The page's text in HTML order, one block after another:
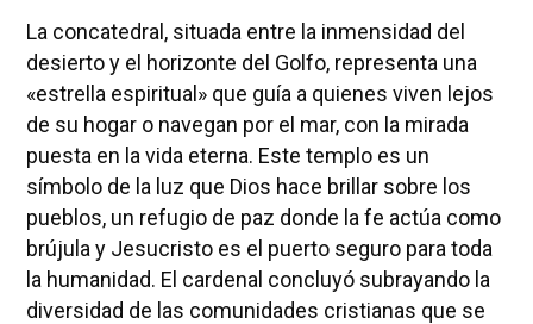
La concatedral, situada entre la inmensidad del
desierto y el horizonte del Golfo, representa una
«estrella espiritual» que guía a quienes viven lejos
de su hogar o navegan por el mar, con la mirada
puesta en la vida eterna. Este templo es un
símbolo de la luz que Dios hace brillar sobre los
pueblos, un refugio de paz donde la fe actúa como
brújula y Jesucristo es el puerto seguro para toda
la humanidad. El cardenal concluyó subrayando la
diversidad de las comunidades cristianas que se